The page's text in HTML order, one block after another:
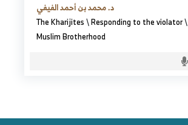
د. محمد بن أحمد الفيفي
The Kharijites\Responding to the violator\
Muslim Brotherhood